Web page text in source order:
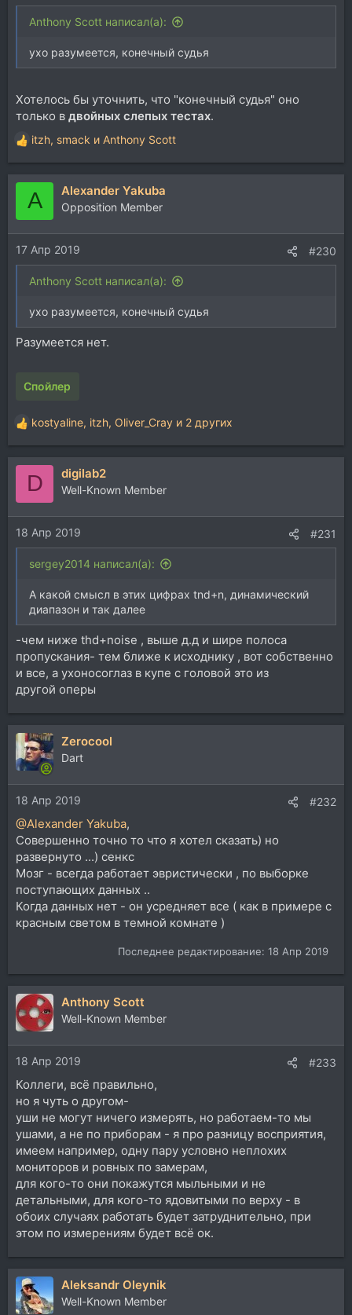
Anthony Scott написал(а):
ухо разумеется, конечный судья
Хотелось бы уточнить, что "конечный судья" оно
только в двойных слепых тестах.
Р
е
а
и
и
:
itzh, smack и Anthony Scott
A Alexander Yakuba
Opposition Member
17 Апр 2019 #230
Anthony Scott написал(а):
ухо разумеется, конечный судья
Разумеется нет.
Спойлер
Р
е
а
и
и
:
kostyaline, itzh, Oliver_Cray и 2 других
D digilab2
Well-Known Member
18 Апр 2019 #231
sergey2014 написал(а):
А какой смысл в этих цифрах tnd+n, динамический
диапазон и так далее
-чем ниже thd+noise , выше д.д и шире полоса
пропускания- тем ближе к исходнику , вот собственно
и все, а ухоносоглаз в купе с головой это из
другой оперы
Zerocool
Dart
18 Апр 2019 #232
@Alexander Yakuba,
Совершенно точно то что я хотел сказать) но
развернуто ...) сенкс
Мозг - всегда работает эвристически , по выборке
поступающих данных ..
Когда данных нет - он усредняет все ( как в примере с
красным светом в темной комнате )
Последнее редактирование: 18 Апр 2019
Anthony Scott
Well-Known Member
18 Апр 2019 #233
Коллеги, всё правильно,
но я чуть о другом-
уши не могут ничего измерять, но работаем-то мы
ушами, а не по приборам - я про разницу восприятия,
имеем например, одну пару условно неплохих
мониторов и ровных по замерам,
для кого-то они покажутся мыльными и не
детальными, для кого-то ядовитыми по верху - в
обоих случаях работать будет затруднительно, при
этом по измерениям будет всё ок.
Aleksandr Oleynik
Well-Known Member